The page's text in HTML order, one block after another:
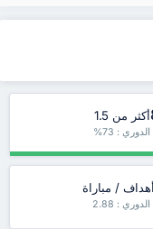
أكثر من 1.5
: 73%
أهداف / مباراة
: 2.88